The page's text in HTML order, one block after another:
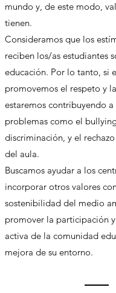
mundo y, de este modo,
tienen.​
Consideramos que los
reciben los/as estudiantes
educación. Por lo tanto, si
promovemos el respeto y
estaremos contribuyendo
problemas como el
discriminación, y el
del aula.​
Buscamos ayudar a los
incorporar otros valores
sostenibilidad del medio
promover la participación
activa de la comunidad
mejora de su entorno.